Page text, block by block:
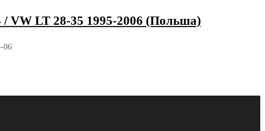
/ VW LT 28-35 1995-2006 (Польша)
06